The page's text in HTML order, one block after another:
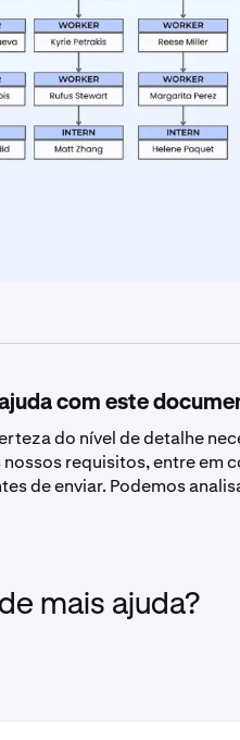
com este
do nível de detalhe
requisitos, entre em
de enviar. Podemos
mais ajuda?